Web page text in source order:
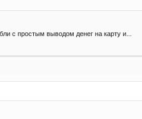
с простым выводом денег на карту и...